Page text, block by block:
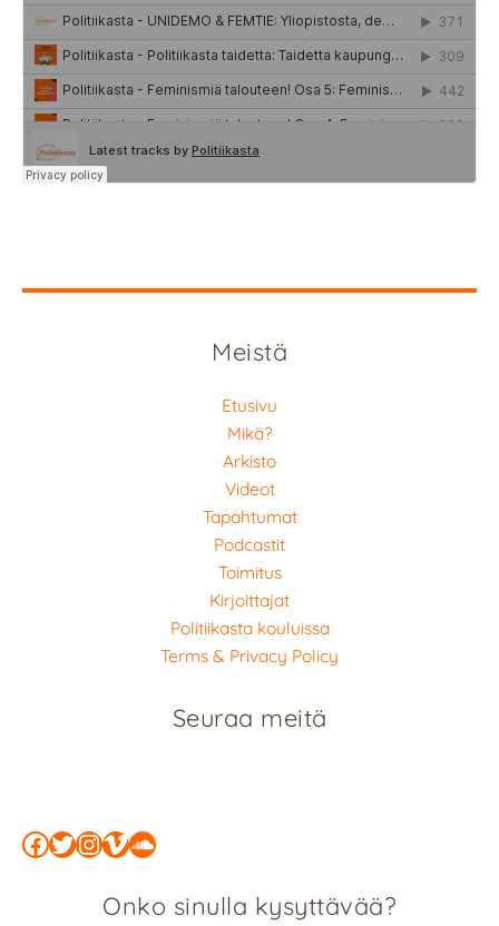
Meistä
Etusivu
Mikä?
Arkisto
Videot
Tapahtumat
Podcastit
Toimitus
Kirjoittajat
Politiikasta kouluissa
Terms & Privacy Policy
Seuraa meitä
Facebook
Twitter
Instagram
Vimeo
SoundCloud
Onko sinulla kysyttävää?